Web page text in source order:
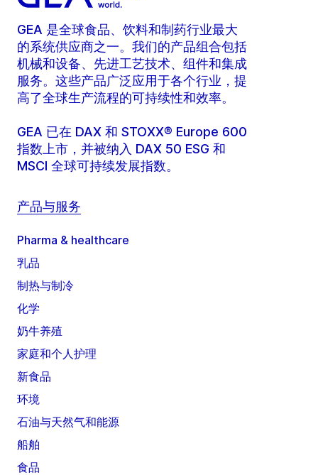
GEA 是全球食品、饮料和制药行业最大
的系统供应商之一。我们的产品组合包括
机械和设备、先进工艺技术、组件和集成
服务。这些产品广泛应用于各个行业，提
高了全球生产流程的可持续性和效率。
GEA 已在 DAX 和 STOXX® Europe 600
指数上市，并被纳入 DAX 50 ESG 和
MSCI 全球可持续发展指数。
产品与服务
Pharma & healthcare
乳品
制热与制冷
化学
奶牛养殖
家庭和个人护理
新食品
环境
石油与天然气和能源
船舶
食品